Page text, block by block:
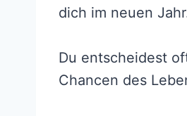
dich im neuen
Du entscheidest
Chancen des